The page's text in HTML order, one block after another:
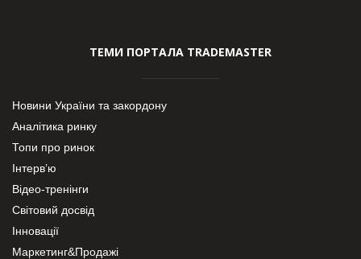
ТЕМИ ПОРТАЛА TRADEMASTER
Новини України та закордону
Аналітика ринку
Топи про ринок
Інтерв’ю
Відео-тренінги
Світовий досвід
Інновації
Маркетинг&Продажі